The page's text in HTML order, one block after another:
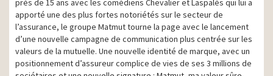
près de 15 ans avec les comédiens Chevalier et Laspalès qui lui a
apporté une des plus fortes notoriétés sur le secteur de
l’assurance, le groupe Matmut tourne la page avec le lancement
d’une nouvelle campagne de communication plus centrée sur les
valeurs de la mutuelle. Une nouvelle identité de marque, avec un
positionnement d’assureur complice de vies de ses 3 millions de